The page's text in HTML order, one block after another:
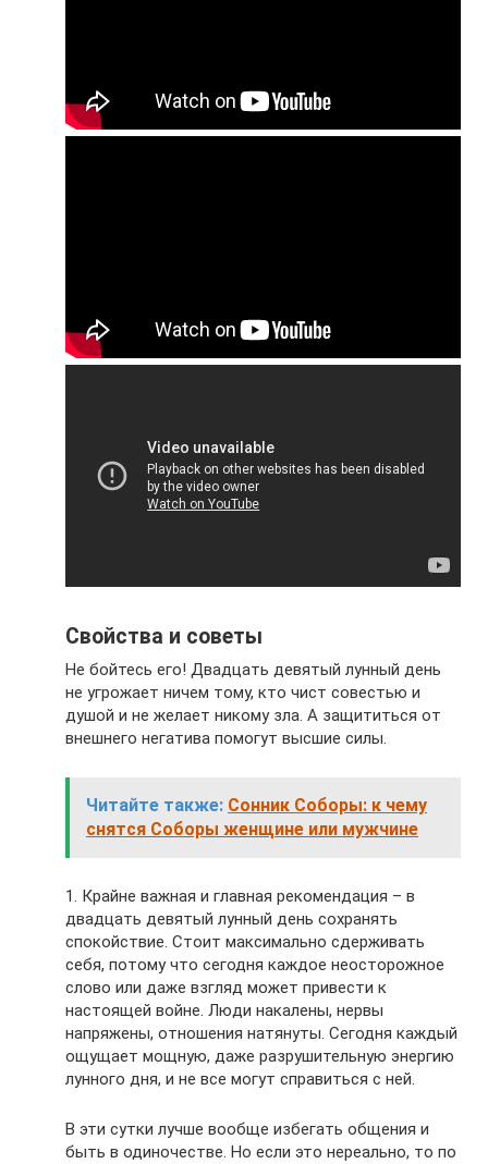
Свойства и советы
Не бойтесь его! Двадцать девятый лунный день
не угрожает ничем тому, кто чист совестью и
душой и не желает никому зла. А защититься от
внешнего негатива помогут высшие силы.
Читайте также: Сонник Соборы: к чему
снятся Соборы женщине или мужчине
1. Крайне важная и главная рекомендация – в
двадцать девятый лунный день сохранять
спокойствие. Стоит максимально сдерживать
себя, потому что сегодня каждое неосторожное
слово или даже взгляд может привести к
настоящей войне. Люди накалены, нервы
напряжены, отношения натянуты. Сегодня каждый
ощущает мощную, даже разрушительную энергию
лунного дня, и не все могут справиться с ней.
В эти сутки лучше вообще избегать общения и
быть в одиночестве. Но если это нереально, то по